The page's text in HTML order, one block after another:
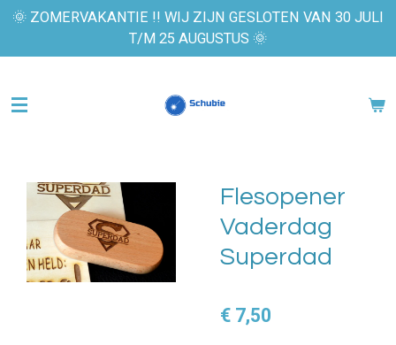
Ga
naar
hoofdinhoud
🌞 ZOMERVAKANTIE !! WIJ ZIJN GESLOTEN VAN 30 JULI
T/M 25 AUGUSTUS 🌞
Flesopener
Vaderdag
Superdad
€ 7,50